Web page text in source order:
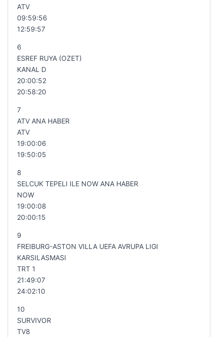
ATV
09:59:56
12:59:57
6
ESREF RUYA (OZET)
KANAL D
20:00:52
20:58:20
7
ATV ANA HABER
ATV
19:00:06
19:50:05
8
SELCUK TEPELI ILE NOW ANA HABER
NOW
19:00:08
20:00:15
9
FREIBURG-ASTON VILLA UEFA AVRUPA LIGI
KARSILASMASI
TRT 1
21:49:07
24:02:10
10
SURVIVOR
TV8